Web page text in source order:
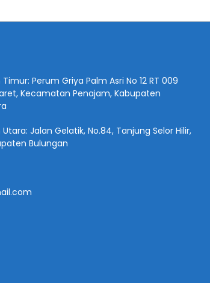
Perum Griya Palm Asri No 12 RT 009
Kecamatan Penajam, Kabupaten
Jalan Gelatik, No.84, Tanjung Selor Hilir,
Bulungan